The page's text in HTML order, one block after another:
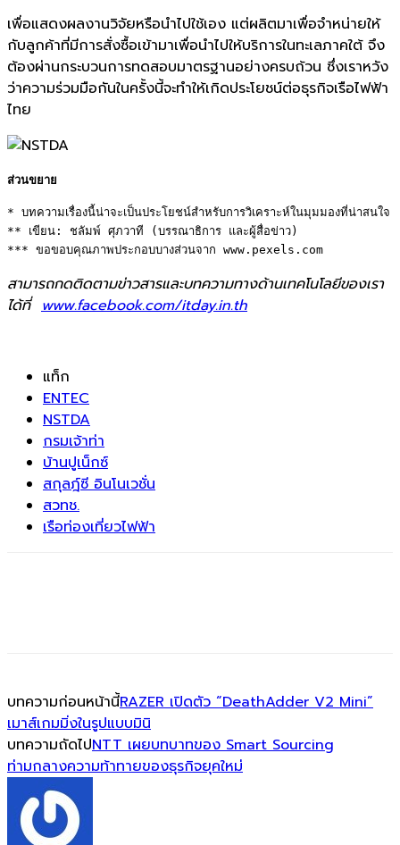
เพื่อแสดงผลงานวิจัยหรือนำไปใช้เอง แต่ผลิตมาเพื่อจำหน่ายให้
กับลูกค้าที่มีการสั่งซื้อเข้ามาเพื่อนำไปให้บริการในทะเลภาคใต้ จึง
ต้องผ่านกระบวนการทดสอบมาตรฐานอย่างครบถ้วน ซึ่งเราหวัง
ว่าความร่วมมือกันในครั้งนี้จะทำให้เกิดประโยชน์ต่อธุรกิจเรือไฟฟ้า
ไทย
ส่วนขยาย
* บทความเรื่องนี้น่าจะเป็นประโยชน์สำหรับการวิเคราะห์ในมุมมองที่น่าสนใจ
** เขียน: ชลัมพ์ ศุภวาที (บรรณาธิการ และผู้สื่อข่าว)
*** ขอขอบคุณภาพประกอบบางส่วนจาก www.pexels.com
สามารถกดติดตามข่าวสารและบทความทางด้านเทคโนโลยีของเรา
ได้ที่ www.facebook.com/itday.in.th
แท็ก
ENTEC
NSTDA
กรมเจ้าท่า
บ้านปูเน็กซ์
สกุลฎ์ซี อินโนเวชั่น
สวทช.
เรือท่องเที่ยวไฟฟ้า
บทความก่อนหน้านี้RAZER เปิดตัว “DeathAdder V2 Mini”
เมาส์เกมมิ่งในรูปแบบมินิ
บทความถัดไปNTT เผยบทบาทของ Smart Sourcing
ท่ามกลางความท้าทายของธุรกิจยุคใหม่